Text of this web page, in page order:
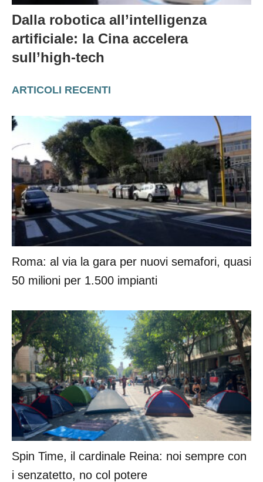
Dalla robotica all’intelligenza
artificiale: la Cina accelera
sull’high-tech
ARTICOLI RECENTI
Roma: al via la gara per nuovi semafori, quasi
50 milioni per 1.500 impianti
Spin Time, il cardinale Reina: noi sempre con
i senzatetto, no col potere